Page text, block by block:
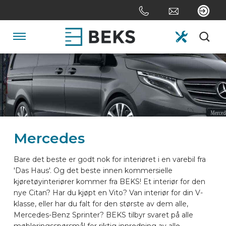
to
content
Jump
to
the
navigation
HOME
OM OSS
SYSTEMER
SKREDDERSYDD
SEKTORER
Mercedes
Bare det beste er godt nok for interiøret i en varebil fra
'Das Haus'. Og det beste innen kommersielle
kjøretøyinteriører kommer fra BEKS! Et interiør for den
nye Citan? Har du kjøpt en Vito? Van interiør for din V-
klasse, eller har du falt for den største av dem alle,
Mercedes-Benz Sprinter? BEKS tilbyr svaret på alle